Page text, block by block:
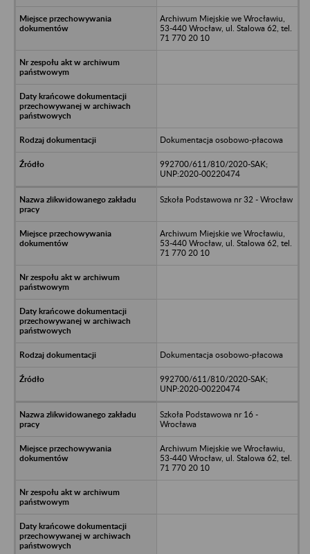
Archiwum Miejskie we Wrocławiu,
53-440 Wrocław, ul. Stalowa 62, tel.
71 770 20 10
Dokumentacja osobowo-płacowa
992700/611/810/2020-SAK;
UNP:2020-00220474
Szkoła Podstawowa nr 32 - Wrocław
Archiwum Miejskie we Wrocławiu,
53-440 Wrocław, ul. Stalowa 62, tel.
71 770 20 10
Dokumentacja osobowo-płacowa
992700/611/810/2020-SAK;
UNP:2020-00220474
Szkoła Podstawowa nr 16 -
Wrocława
Archiwum Miejskie we Wrocławiu,
53-440 Wrocław, ul. Stalowa 62, tel.
71 770 20 10